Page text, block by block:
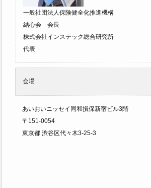
一般社団法人保険健全化推進機構
結心会 会長
株式会社インステック総合研究所
代表
会場
あいおいニッセイ同和損保新宿ビル3階
〒151-0054
東京都 渋谷区代々木3-25-3